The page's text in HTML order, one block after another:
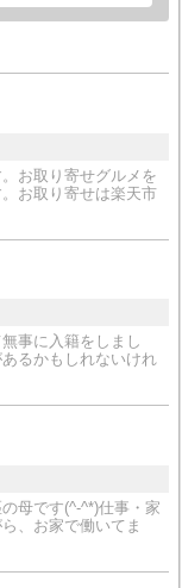
お取り寄せグルメを
お取り寄せは楽天市
事に入籍をしまし
るかもしれないけれ
母です(^-^*)仕事・家
、お家で働いてま